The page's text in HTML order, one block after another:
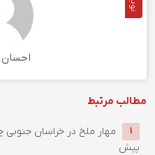
مطالب مرتبط
1 ‌مهار ملخ در خراسان جنوبی
پیش